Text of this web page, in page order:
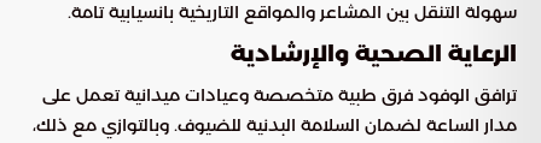
سهولة التنقل بين المشاعر والمواقع التاريخية بانسيابية تامة.
الرعاية الصحية والإرشادية
ترافق الوفود فرق طبية متخصصة وعيادات ميدانية تعمل على
مدار الساعة لضمان السلامة البدنية للضيوف. وبالتوازي مع ذلك،